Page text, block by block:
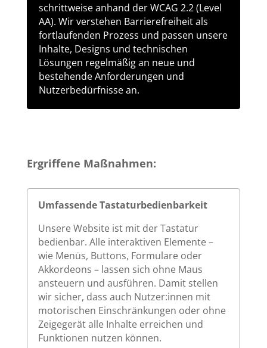
schrittweise anhand der WCAG 2.2 (Level
AA). Wir verstehen Barrierefreiheit als
fortlaufenden Prozess und passen unsere
Inhalte, Designs und technischen
Lösungen regelmäßig an neue und
bestehende Anforderungen und
Nutzerbedürfnisse an.
Ergriffene Maßnahmen:
Umfassende Tastaturbedienbarkeit
Unsere Website ist mit der Tastatur
bedienbar. Alle interaktiven Elemente –
wie Menüs, Buttons, Formulare oder
Akkordeons – lassen sich ohne Maus
ansteuern und ausführen. Damit stellen
wir sicher, dass auch Nutzer:innen mit
motorischen Einschränkungen oder ohne
Zeigegerät alle Inhalte erreichen und
Funktionen nutzen können.